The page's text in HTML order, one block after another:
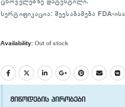
სერტიფიკაცია: შეესაბამება
Availability: Out of stock
მიწოდების პირობები